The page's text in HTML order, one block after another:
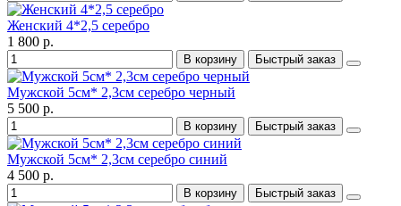
Женский 4*2,5 серебро
1 800 р.
В корзину Быстрый заказ
Мужской 5см* 2,3см серебро черный
5 500 р.
В корзину Быстрый заказ
Мужской 5см* 2,3см серебро синий
4 500 р.
В корзину Быстрый заказ